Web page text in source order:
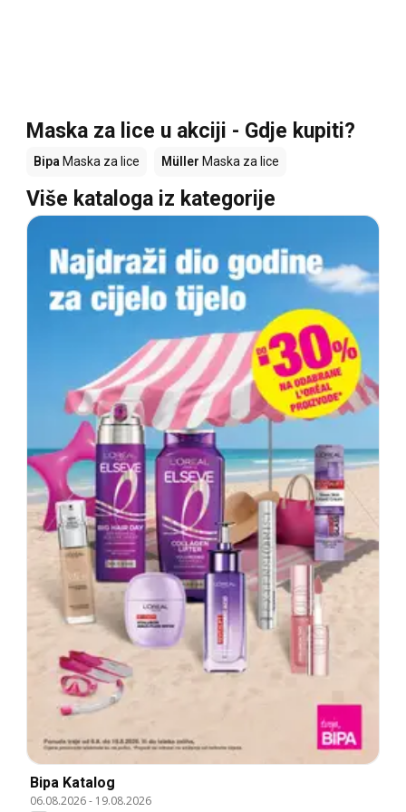
Maska za lice u akciji - Gdje kupiti?
Bipa Maska za lice Müller Maska za lice
Više kataloga iz kategorije
Bipa Katalog
06.08.2026- 19.08.2026